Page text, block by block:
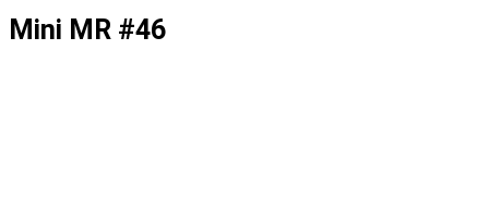
Mini MR #46